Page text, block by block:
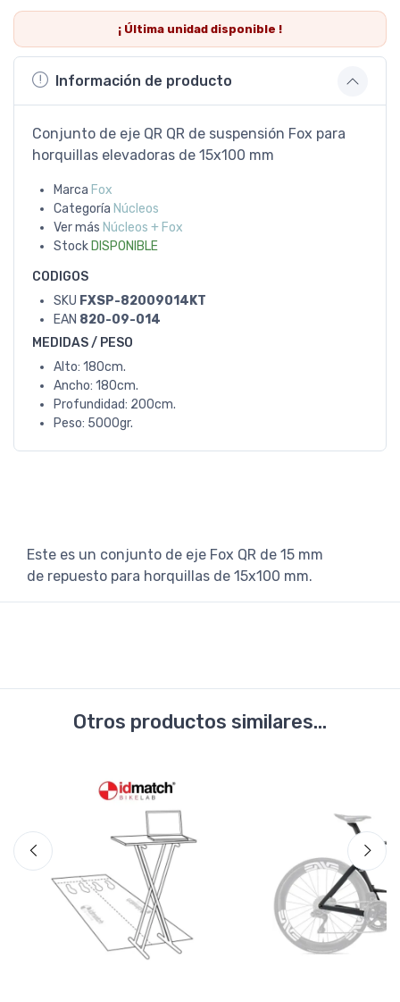
¡ Última unidad disponible !
Información de producto
Conjunto de eje QR QR de suspensión Fox para
horquillas elevadoras de 15x100 mm
Marca Fox
Categoría Núcleos
Ver más Núcleos + Fox
Stock DISPONIBLE
CODIGOS
SKU FXSP-82009014KT
EAN 820-09-014
MEDIDAS / PESO
Alto: 180cm.
Ancho: 180cm.
Profundidad: 200cm.
Peso: 5000gr.
Este es un conjunto de eje Fox QR de 15 mm
de repuesto para horquillas de 15x100 mm.
Otros productos similares...